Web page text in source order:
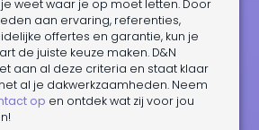
weet waar je op moet letten. Door
aan ervaring, referenties,
offertes en garantie, kun je
de juiste keuze maken. D&N
aan al deze criteria en staat klaar
al je dakwerkzaamheden. Neem
op en ontdek wat zij voor jou